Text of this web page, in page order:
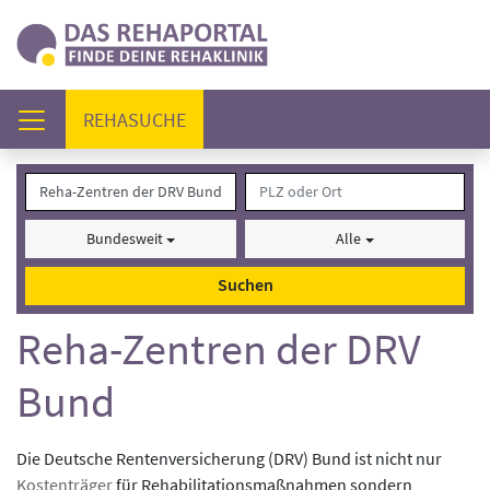
REHASUCHE(AKTUELL)
Bundesweit Alle
Suchen
Reha-Zentren der DRV
Bund
Die Deutsche Rentenversicherung (DRV) Bund ist nicht nur
Kostenträgerfür Rehabilitationsmaßnahmen sondern